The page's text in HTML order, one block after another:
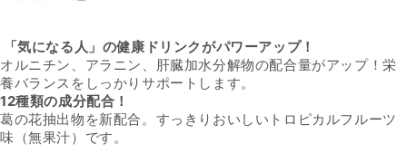
「気になる人」の健康ドリンクがパワーアップ！
オルニチン、アラニン、肝臓加水分解物の配合量がアップ！栄
養バランスをしっかりサポートします。
12種類の成分配合！
葛の花抽出物を新配合。すっきりおいしいトロピカルフルーツ
味（無果汁）です。